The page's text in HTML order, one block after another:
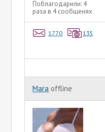
Поблагодарили: 4
раза в 4 сообщенях
1770 135
Mara offline